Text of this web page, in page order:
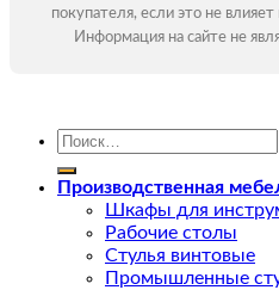
покупателя, если это не
Информация на сайте не
Искать:
Производственная
Шкафы для
Рабочие столы
Стулья винтовые
Промышленные